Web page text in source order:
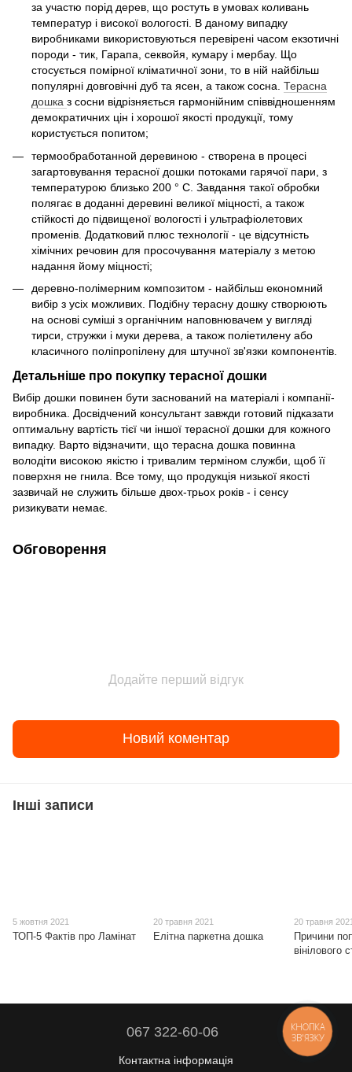
за участю порід дерев, що ростуть в умовах коливань
температур і високої вологості. В даному випадку
виробниками використовуються перевірені часом екзотичні
породи - тик, Гарапа, секвойя, кумару і мербау. Що
стосується помірної кліматичної зони, то в ній найбільш
популярні довговічні дуб та ясен, а також сосна. Терасна
дошка з сосни відрізняється гармонійним співвідношенням
демократичних цін і хорошої якості продукції, тому
користується попитом;
термообработанной деревиною - створена в процесі
загартовування терасної дошки потоками гарячої пари, з
температурою близько 200 ° C. Завдання такої обробки
полягає в доданні деревині великої міцності, а також
стійкості до підвищеної вологості і ультрафіолетових
променів. Додатковий плюс технології - це відсутність
хімічних речовин для просочування матеріалу з метою
надання йому міцності;
деревно-полімерним композитом - найбільш економний
вибір з усіх можливих. Подібну терасну дошку створюють
на основі суміші з органічним наповнювачем у вигляді
тирси, стружки і муки дерева, а також поліетилену або
класичного поліпропілену для штучної зв'язки компонентів.
Детальніше про покупку терасної дошки
Вибір дошки повинен бути заснований на матеріалі і компанії-
виробника. Досвідчений консультант завжди готовий підказати
оптимальну вартість тієї чи іншої терасної дошки для кожного
випадку. Варто відзначити, що терасна дошка повинна
володіти високою якістю і тривалим терміном служби, щоб її
поверхня не гнила. Все тому, що продукція низької якості
зазвичай не служить більше двох-трьох років - і сенсу
ризикувати немає.
Обговорення
Додайте перший відгук
Новий коментар
Інші записи
5 жовтня 2021
ТОП-5 Фактів про Ламінат
20 травня 2021
Елітна паркетна дошка
20 травня
Причини
вінілового
067 322-60-06
Контактна інформація
КНОПКА
ЗВ'ЯЗКУ